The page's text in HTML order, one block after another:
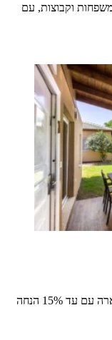
עם
כפר הנופש דריה בכנרת – כפר נופש של רשת נארה עם עד 15% הנחה